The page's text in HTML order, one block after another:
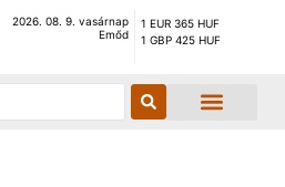
2026. 08. 9. vasárnap
Emőd
1 EUR 365 HUF
1 GBP 425 HUF